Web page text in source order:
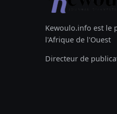
Kewoulo.info est le
l'Afrique de l'Ouest
Directeur de